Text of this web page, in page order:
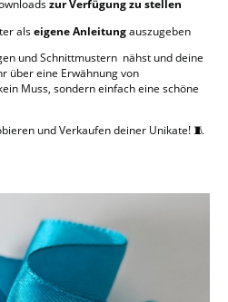
zur Verfügung zu stellen
alseigene Anleitungauszugeben
und Schnittmustern nähst und deine
über eine Erwähnung von
Muss, sondern einfach eine schöne
und Verkaufen deiner Unikate! 🧵